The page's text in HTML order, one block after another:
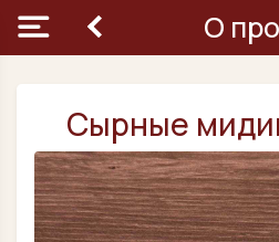
О
Сырные